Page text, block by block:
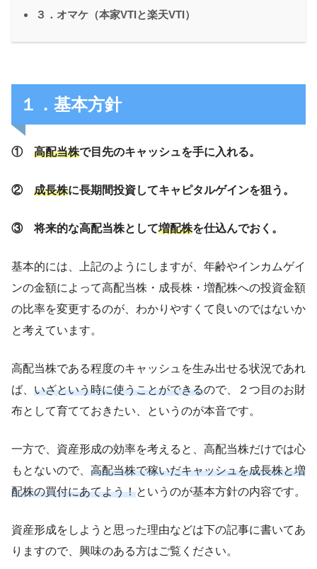
３．オマケ（本家VTIと楽天VTI）
１．基本方針
① 高配当株で目先のキャッシュを手に入れる。
② 成長株に長期間投資してキャピタルゲインを狙う。
③ 将来的な高配当株として増配株を仕込んでおく。
基本的には、上記のようにしますが、年齢やインカムゲイ
ンの金額によって高配当株・成長株・増配株への投資金額
の比率を変更するのが、わかりやすくて良いのではないか
と考えています。
高配当株である程度のキャッシュを生み出せる状況であれ
ば、 いざという時に使うことができるので、２つ目のお財
布として育てておきたい、というのが本音です。
一方で、資産形成の効率を考えると、高配当株だけでは心
もとないので、 高配当株で稼いだキャッシュを成長株と増
配株の買付にあてよう！というのが基本方針の内容です。
資産形成をしようと思った理由などは下の記事に書いてあ
りますので、興味のある方はご覧ください。